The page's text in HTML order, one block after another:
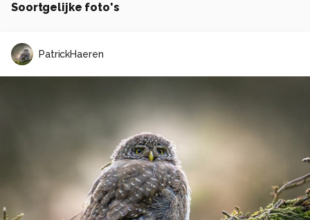
Soortgelijke foto's
PatrickHaeren